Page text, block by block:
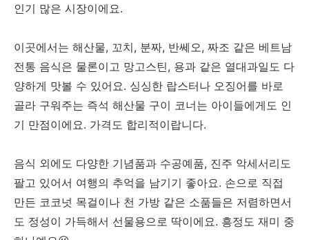
인기 많은 시장이에요.
이곳에서는 해산물, 꼬치, 분짜, 반쎄오, 짜조 같은 베트남
전통 음식은 물론이고 망고스틴, 용과 같은 열대과일도 다
양하게 맛볼 수 있어요. 싱싱한 랍스터나 오징어를 바로
골라 구워주는 즉석 해산물 구이 코너는 아이들에게도 인
기 만점이에요. 가격도 합리적이랍니다.
음식 외에도 다양한 기념품과 수공예품, 진주 악세서리도
팔고 있어서 여행의 추억을 남기기 좋아요. 손으로 직접
만든 코코넛 목걸이나 천 가방 같은 소품들은 저렴하면서
도 정성이 가득해서 선물용으로 딱이에요. 흥정도 재미 중